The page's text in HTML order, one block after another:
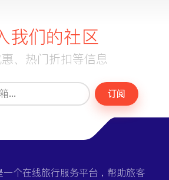
我们的社区
、热门折扣等信息
订阅
一个在线旅行服务平台，帮助旅客